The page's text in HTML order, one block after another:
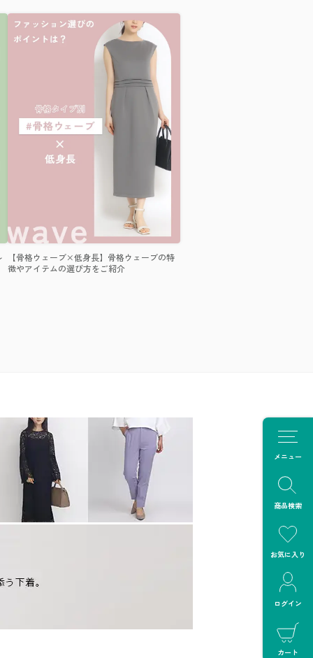
メニュー
商品検索
お気に入り
ログイン
カート
【骨格ウェーブ×低身長】骨格ウェーブの特
徴やアイテムの選び方をご紹介